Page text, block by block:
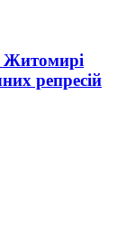
репресій